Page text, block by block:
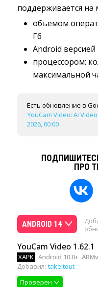
поддерживается на
объемом
Гб
Android версией
процессором:
максимальной
Есть обновление в
YouCam Video: AI
2026, 00:00
ПРО
ANDROID 14
YouCam Video 1.62.1
XAPK Android 10.0+
Добавил: takeitout
Проверен